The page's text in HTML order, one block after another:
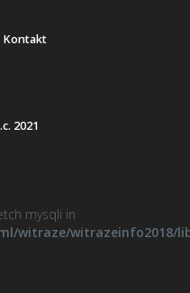
Kontakt
2021
mysqli in
witraze/witrazeinfo2018/